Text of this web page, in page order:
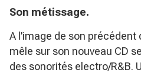
Son métissage.
A l’image de son
mêle sur son nouveau CD
des sonorités electro/R&B.